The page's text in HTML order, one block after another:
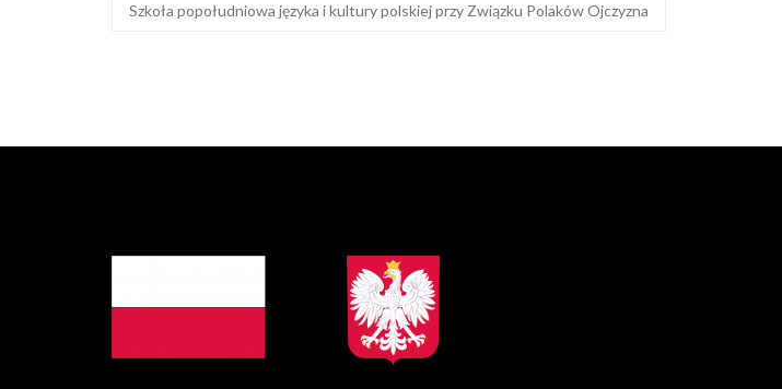
Szkoła popołudniowa języka i kultury polskiej przy Związku Polaków Ojczyzna